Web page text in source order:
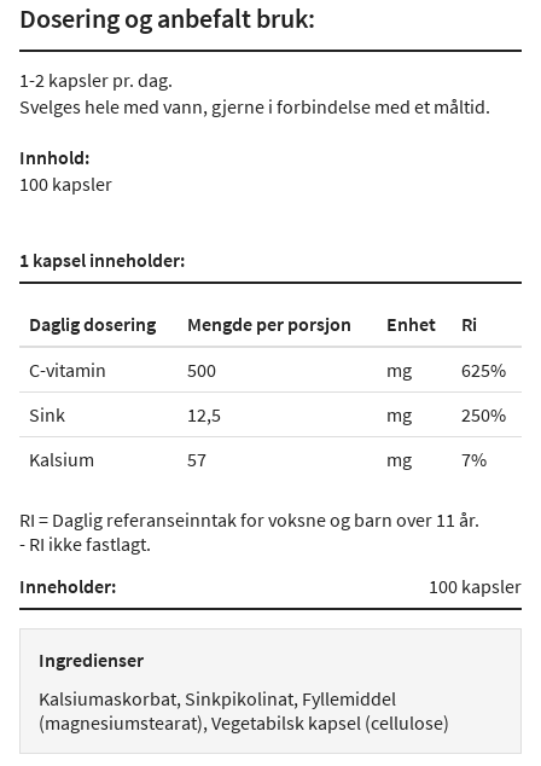
Dosering og anbefalt bruk:
1-2 kapsler pr. dag.
Svelges hele med vann, gjerne i forbindelse med et måltid.
Innhold:
100 kapsler
1 kapsel inneholder:
Daglig dosering Mengde per porsjon Enhet
Ri
C-vitamin
500 mg
625%
Sink
12,5 mg
250%
Kalsium
57 mg 7%
RI = Daglig referanseinntak for voksne og barn over 11 år.
- RI ikke fastlagt.
Inneholder:
100 kapsler
Ingredienser
Kalsiumaskorbat, Sinkpikolinat, Fyllemiddel
(magnesiumstearat), Vegetabilsk kapsel (cellulose)